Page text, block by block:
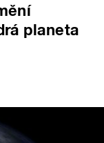
planeta